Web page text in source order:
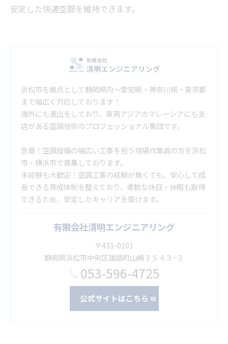
安定した快適空間を維持できます。
浜松市を拠点として静岡県内～愛知県・神奈川県・東京都
まで幅広く対応しております！
海外にも進出をしており、東南アジアのマレーシアにも支
店がある空調技術のプロフェッショナル集団です。
急募！空調設備の幅広い工事を担う現場作業員の方を浜松
市・横浜市で募集しております。
未経験も大歓迎！空調工事の経験が無くても、安心して成
長できる育成体制を整えており、柔軟な休日・休暇も取得
できるため、安定したキャリアを築けます。
有限会社清明エンジニアリング
〒431-0101
静岡県浜松市中央区雄踏町山崎３５４３−３
053-596-4725
公式サイトはこちら